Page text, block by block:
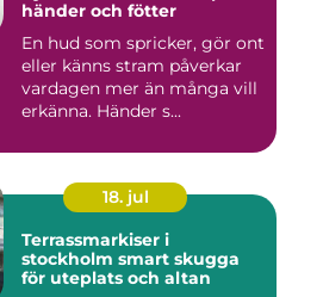
händer och fötter
En hud som spricker, gör ont
eller känns stram påverkar
vardagen mer än många vill
erkänna. Händer s...
18. jul
Terrassmarkiser i
stockholm smart skugga
för uteplats och altan